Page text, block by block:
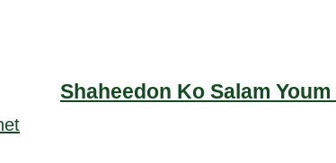
Shaheedon Ko Salam